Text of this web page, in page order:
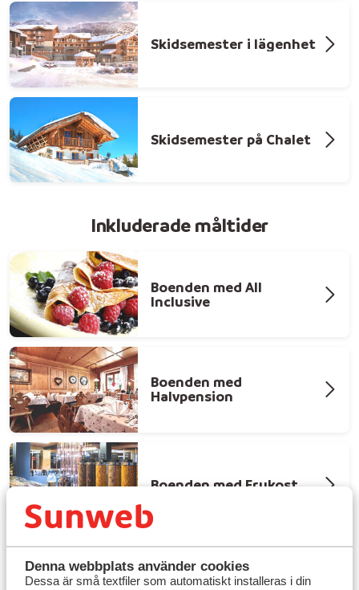
Denna webbplats använder cookies
Dessa är små textfiler som automatiskt installeras i din
Skidsemester i lägenhet
Skidsemester på Chalet
Inkluderade måltider
Boenden med All
Inclusive
Boenden med
Halvpension
Boenden med Frukost